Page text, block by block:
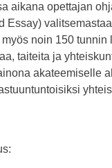
aikana opettajan
Essay)
noin 150
taiteita ja
akateemiselle